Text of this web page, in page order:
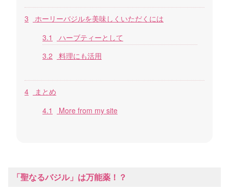
3
ホーリーバジルを美味しくいただくには
3.1
ハーブティーとして
3.2
料理にも活用
4
まとめ
4.1
More from my site
「聖なるバジル」は万能薬！？